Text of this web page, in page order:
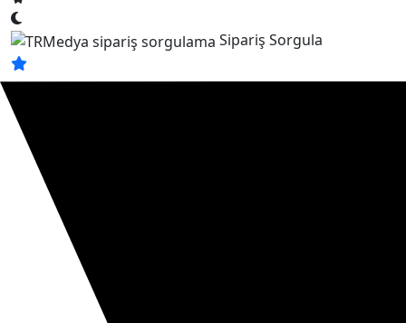
Sipariş Sorgula